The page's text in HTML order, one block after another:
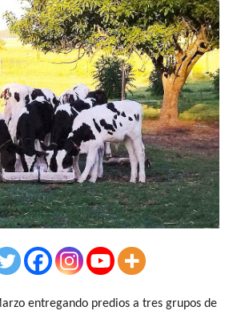
entregando predios a tres grupos de